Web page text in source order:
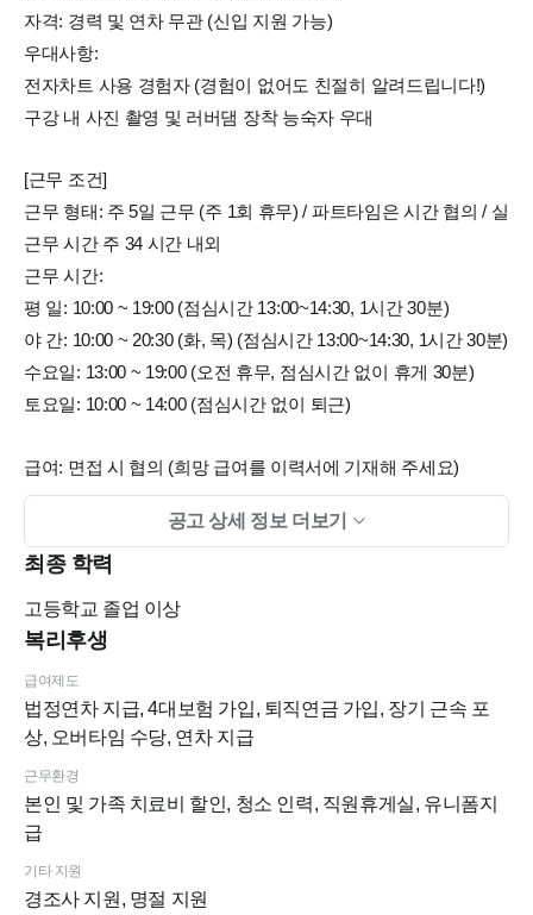
자격: 경력 및 연차 무관 (신입 지원 가능)
우대사항:
전자차트 사용 경험자 (경험이 없어도 친절히 알려드립니다!)
구강 내 사진 촬영 및 러버댐 장착 능숙자 우대
[근무 조건]
근무 형태: 주 5일 근무 (주 1회 휴무) / 파트타임은 시간 협의 / 실
근무 시간 주 34 시간 내외
근무 시간:
평 일: 10:00 ~ 19:00 (점심시간 13:00~14:30, 1시간 30분)
야 간: 10:00 ~ 20:30 (화, 목) (점심시간 13:00~14:30, 1시간 30분)
수요일: 13:00 ~ 19:00 (오전 휴무, 점심시간 없이 휴게 30분)
토요일: 10:00 ~ 14:00 (점심시간 없이 퇴근)
급여: 면접 시 협의 (희망 급여를 이력서에 기재해 주세요)
[연세푸르다치과의 복지]
-원내에 미니 카페바를 설치 예정입니다. (아메리카노, 라떼, 바
-직원 전용 공간 및 대기실 안마의자 구비로 편안한 휴게시간 보
장해 드립니다
-청소 전담 인력을 고용 예정입니다
근무/생활: 중식 및 야간 근무 석식 지원, 간식 제공, 유니폼 지급
휴무/휴가: 정기 휴가 지급 (여름 휴가 3일, 가을 또는 겨울 휴가
3일), 공휴일 및 명절 연휴 보장, 징검다리 연휴 추가 휴진 가능,
장기 근속 시 병원 내규에 따른 연차 휴가 추가 지급
복지/지원: 본인 및 가족 치료비 대폭 할인, 경조사비 및 명절 상
공고 상세 정보 더보기
최종 학력
고등학교 졸업 이상
복리후생
급여제도
법정연차 지급, 4대보험 가입, 퇴직연금 가입, 장기 근속 포
상, 오버타임 수당, 연차 지급
근무환경
본인 및 가족 치료비 할인, 청소 인력, 직원휴게실, 유니폼지
급
기타 지원
경조사 지원, 명절 지원